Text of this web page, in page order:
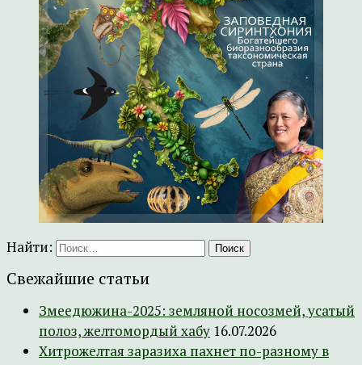
Найти:
Свежайшие статьи
Змеедюжина-2025: земляной носозмей, усатый
полоз, желтомордый хабу 16.07.2026
Хитрожелтая заразиха пахнет по-разному в